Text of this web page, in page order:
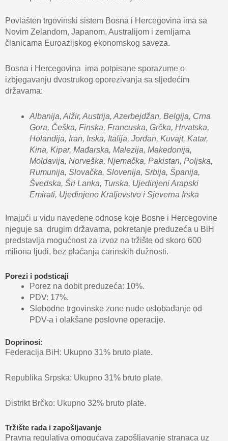
Povlašten trgovinski sistem Bosna i Hercegovina ima sa
Novim Zelandom, Japanom, Australijom i zemljama
članicama Euroazijskog ekonomskog saveza.
Bosna i Hercegovina ima potpisane sporazume o
izbjegavanju dvostrukog oporezivanja sa sljedećim
državama:
Albanija, Alžir, Austrija, Azerbejdžan, Belgija, Crna
Gora, Češka, Finska, Francuska, Grčka, Hrvatska,
Holandija, Iran, Irska, Italija, Jordan, Kuvajt, Katar,
Kina, Kipar, Mađarska, Malezija, Makedonija,
Moldavija, Norveška, Njemačka, Pakistan, Poljska,
Rumunija, Slovačka, Slovenija, Srbija, Španija,
Švedska, Šri Lanka, Turska, Ujedinjeni Arapski
Emirati, Ujedinjeno Kraljevstvo i Sjeverna Irska
Imajući u vidu navedene odnose koje Bosne i Hercegovine
njeguje sa drugim državama, pokretanje preduzeća u BiH
predstavlja mogućnost za izvoz na tržište od skoro 600
miliona ljudi, bez plaćanja carinskih dužnosti.
Porezi i podsticaji
Porez na dobit preduzeća: 10%.
PDV: 17%.
Slobodne trgovinske zone nude oslobađanje od
PDV-a i olakšane poslovne operacije.
Doprinosi:
Federacija BiH: Ukupno 31% bruto plate.
Republika Srpska: Ukupno 31% bruto plate.
Distrikt Brčko: Ukupno 32% bruto plate.
Tržište rada i zapošljavanje
Pravna regulativa omogućava zapošljavanje stranaca uz